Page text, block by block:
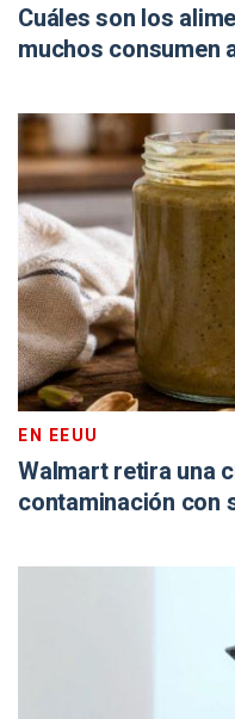
Cuáles son los
muchos consumen
EN EEUU
Walmart retira una
contaminación con